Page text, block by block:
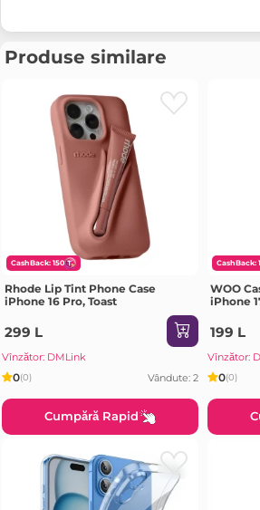
Produse similare
CashBack: 150
Rhode Lip Tint Phone Case
iPhone 16 Pro, Toast
299 L
Vînzător: DMLink
0(0) Vândute: 2
Cumpără Rapid
CashBack:
WOO
iPhone
199 L
Vînzător:
0(0)